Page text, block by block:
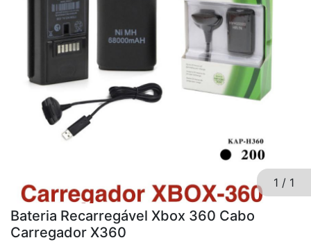
1 / 1
Bateria Recarregável Xbox 360 Cabo
Carregador X360